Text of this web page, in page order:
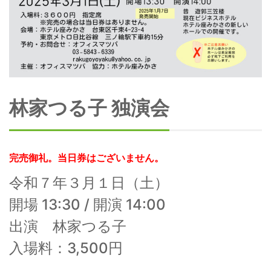
林家つる子 独演会
完売御礼。当日券はございません。
令和７年３月１日（土）
開場 13:30 / 開演 14:00
出演 林家つる子
入場料：3,500円